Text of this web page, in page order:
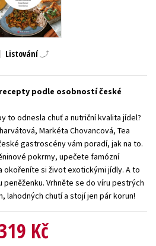
literatura
Listování
podle osobností české
to odnesla chuť a nutriční kvalita jídel?
Markéta Chovancová, Tea
gastroscény vám poradí, jak na to.
pokrmy, upečete famózní
si život exotickými jídly. A to
Vrhněte se do víru pestrých
lahodných chutí a stojí jen pár korun!
Kč